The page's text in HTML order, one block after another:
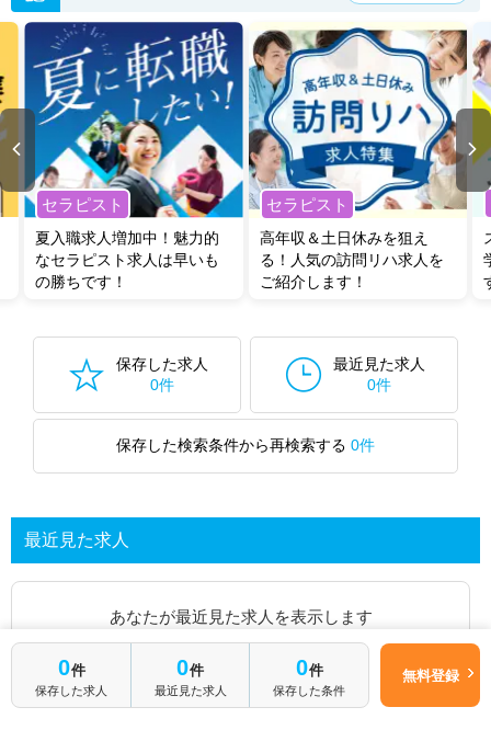
セラピスト
夏入職求人増加中！魅力的
なセラピスト求人は早いも
の勝ちです！
セラピスト
高年収＆土日休みを狙え
る！人気の訪問リハ求人を
ご紹介します！
保存した求人
0件
最近見た求人
0件
保存した検索条件から再検索する 0件
最近見た求人
あなたが最近見た求人を表示します
求人を探してみる
0件
保存した求人
0件
最近見た求人
0件
保存した条件
無料登録